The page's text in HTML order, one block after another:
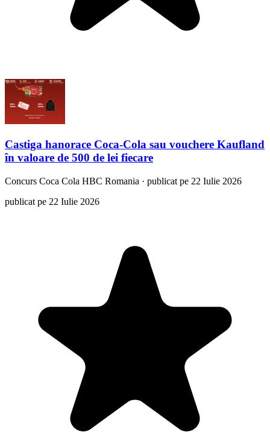
Castiga hanorace Coca-Cola sau vouchere Kaufland
în valoare de 500 de lei fiecare
Concurs Coca Cola HBC Romania · publicat pe 22 Iulie 2026
publicat pe 22 Iulie 2026